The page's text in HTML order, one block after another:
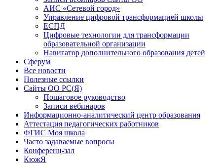
АИС «Сетевой город»
Управление цифровой трансформацией школы
ЕСПД
Цифровые технологии для трансформации
образовательной организации
Навигатор дополнительного образования детей
Сферум
Все новости
Полезные ссылки
Сайты ОО РС(Я)
Пошаговое руководство
Записи вебинаров
Информационно-аналитический центр образования
Аттестация педагогических работников
ФГИС Моя школа
Часто задаваемые вопросы
Конференц-зал
КюжЯ